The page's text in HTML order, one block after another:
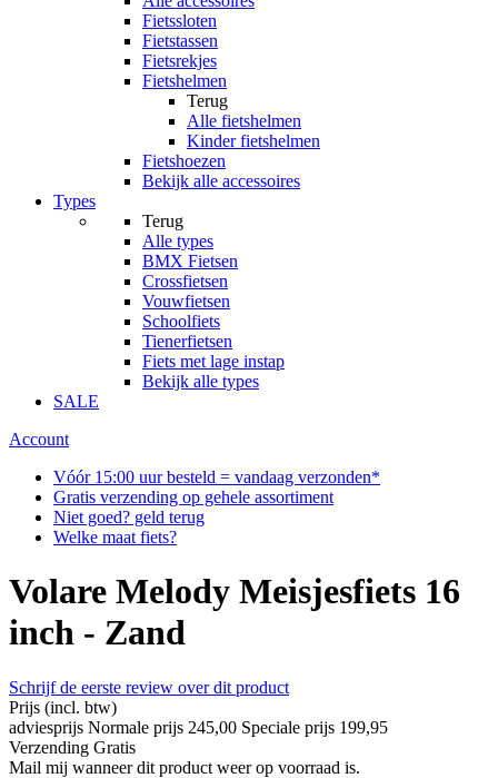
Fietssloten
Fietstassen
Fietsrekjes
Fietshelmen
Terug
Alle fietshelmen
Kinder fietshelmen
Fietshoezen
Bekijk alle accessoires
Types
Terug
Alle types
BMX Fietsen
Crossfietsen
Vouwfietsen
Schoolfiets
Tienerfietsen
Fiets met lage instap
Bekijk alle types
SALE
Account
Vóór 15:00 uur besteld = vandaag verzonden*
Gratis verzending op gehele assortiment
Niet goed? geld terug
Welke maat fiets?
Volare Melody Meisjesfiets 16
inch - Zand
Schrijf de eerste review over dit product
Prijs (incl. btw)
adviesprijs Normale prijs 245,00 Speciale prijs 199,95
Verzending Gratis
Mail mij wanneer dit product weer op voorraad is.